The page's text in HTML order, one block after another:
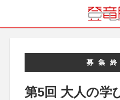
募集
第5回 大人の学